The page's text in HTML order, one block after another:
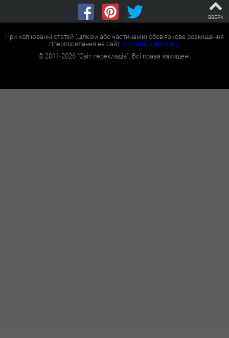
ВВЕРХ
При копіюванні статей (цілком або частинами) обов'язкове розміщення
гіперпосилання на сайтworldtranslation.org.
©2011-2026"Світ перекладів". Всі права захищені.